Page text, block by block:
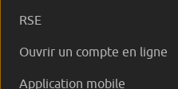
RSE
Ouvrir un compte en ligne
Application mobile